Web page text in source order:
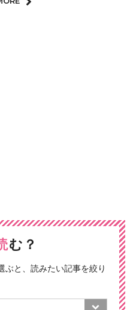
む？
ぶと、読みたい記事を絞り